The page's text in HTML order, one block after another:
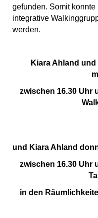
gefunden. Somit
integrative
werden.
Kiara Ahland
zwischen 16.30 Uhr
Lucca
und Kiara Ahland
zwischen 16.30 Uhr
in den